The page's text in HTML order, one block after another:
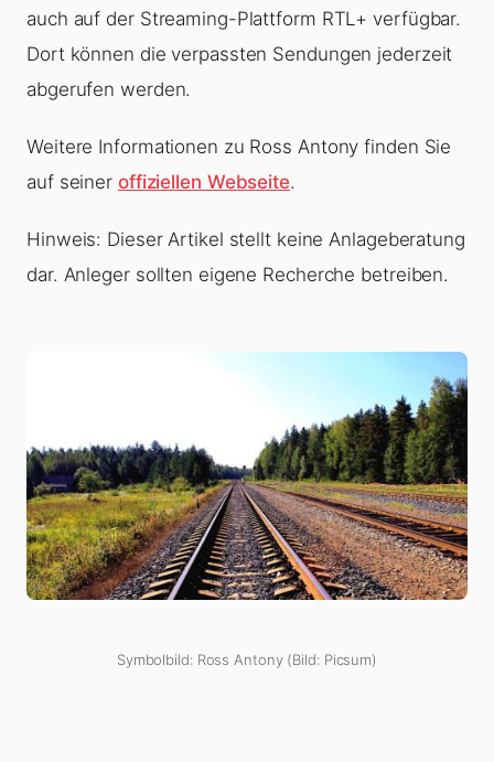
auch auf der Streaming-Plattform RTL+ verfügbar.
Dort können die verpassten Sendungen jederzeit
abgerufen werden.
Weitere Informationen zu Ross Antony finden Sie
auf seiner offiziellen Webseite.
Hinweis: Dieser Artikel stellt keine Anlageberatung
dar. Anleger sollten eigene Recherche betreiben.
Symbolbild: Ross Antony (Bild: Picsum)